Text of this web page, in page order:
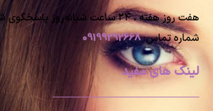
هفت روز هفته ، ۲۴ ساعت شبانه‌روز پاسخگوی شما هستیم
شماره تماس:09199292668
لینک های مفید